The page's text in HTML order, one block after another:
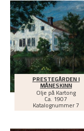
PRESTEGÅRDEN I
MÅNESKINN
Olje på Kartong
Ca. 1907
Katalognummer 7